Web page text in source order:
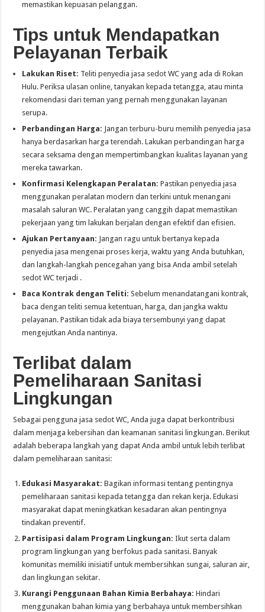
memastikan kepuasan pelanggan.
Tips untuk Mendapatkan
Pelayanan Terbaik
Lakukan Riset: Teliti penyedia jasa sedot WC yang ada di Rokan
Hulu. Periksa ulasan online, tanyakan kepada tetangga, atau minta
rekomendasi dari teman yang pernah menggunakan layanan
serupa.
Perbandingan Harga: Jangan terburu-buru memilih penyedia jasa
hanya berdasarkan harga terendah. Lakukan perbandingan harga
secara seksama dengan mempertimbangkan kualitas layanan yang
mereka tawarkan.
Konfirmasi Kelengkapan Peralatan: Pastikan penyedia jasa
menggunakan peralatan modern dan terkini untuk menangani
masalah saluran WC. Peralatan yang canggih dapat memastikan
pekerjaan yang tim lakukan berjalan dengan efektif dan efisien.
Ajukan Pertanyaan: Jangan ragu untuk bertanya kepada
penyedia jasa mengenai proses kerja, waktu yang Anda butuhkan,
dan langkah-langkah pencegahan yang bisa Anda ambil setelah
sedot WC terjadi .
Baca Kontrak dengan Teliti: Sebelum menandatangani kontrak,
baca dengan teliti semua ketentuan, harga, dan jangka waktu
pelayanan. Pastikan tidak ada biaya tersembunyi yang dapat
mengejutkan Anda nantinya.
Terlibat dalam
Pemeliharaan Sanitasi
Lingkungan
Sebagai pengguna jasa sedot WC, Anda juga dapat berkontribusi
dalam menjaga kebersihan dan keamanan sanitasi lingkungan. Berikut
adalah beberapa langkah yang dapat Anda ambil untuk lebih terlibat
dalam pemeliharaan sanitasi:
Edukasi Masyarakat: Bagikan informasi tentang pentingnya
pemeliharaan sanitasi kepada tetangga dan rekan kerja. Edukasi
masyarakat dapat meningkatkan kesadaran akan pentingnya
tindakan preventif.
Partisipasi dalam Program Lingkungan: Ikut serta dalam
program lingkungan yang berfokus pada sanitasi. Banyak
komunitas memiliki inisiatif untuk membersihkan sungai, saluran air,
dan lingkungan sekitar.
Kurangi Penggunaan Bahan Kimia Berbahaya: Hindari
menggunakan bahan kimia yang berbahaya untuk membersihkan